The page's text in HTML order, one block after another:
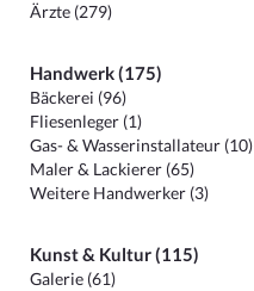
Ärzte (279)
Handwerk (175)
Bäckerei (96)
Fliesenleger (1)
Gas- & Wasserinstallateur (10)
Maler & Lackierer (65)
Weitere Handwerker (3)
Kunst & Kultur (115)
Galerie (61)